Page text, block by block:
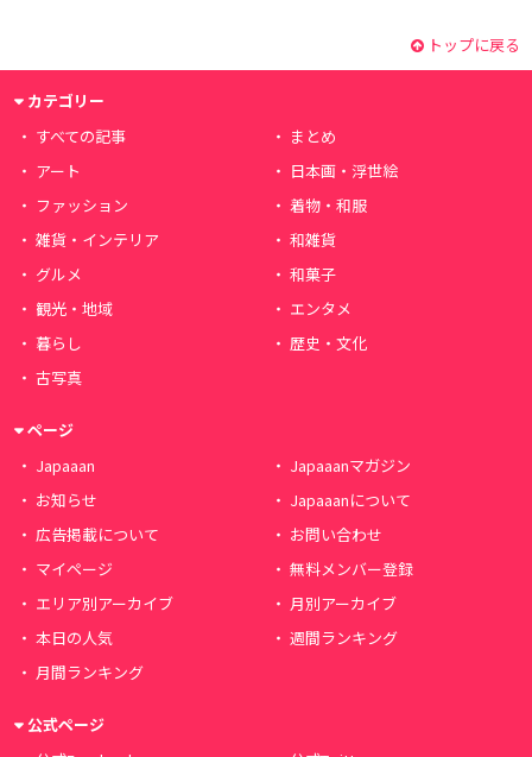
トップに戻る
カテゴリー
すべての記事
まとめ
アート
日本画・浮世絵
ファッション
着物・和服
雑貨・インテリア
和雑貨
グルメ
和菓子
観光・地域
エンタメ
暮らし
歴史・文化
古写真
ページ
Japaaan
Japaaanマガジン
お知らせ
Japaaanについて
広告掲載について
お問い合わせ
マイページ
無料メンバー登録
エリア別アーカイブ
月別アーカイブ
本日の人気
週間ランキング
月間ランキング
公式ページ